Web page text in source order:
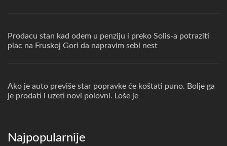
Prodacu stan kad odem u penziju i preko Solis-a potraziti
plac na Fruskoj Gori da napravim sebi nest
Ako je auto previše star popravke će koštati puno. Bolje ga
je prodati i uzeti novi polovni. Loše je
Najpopularnije